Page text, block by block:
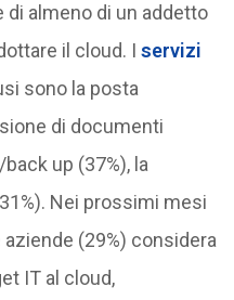
di almeno di un addetto
il cloud. I servizi
sono la posta
di documenti
up (37%), la
Nei prossimi mesi
(29%) considera
IT al cloud,